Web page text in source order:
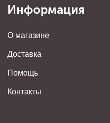
Информация
О магазине
Доставка
Помощь
Контакты